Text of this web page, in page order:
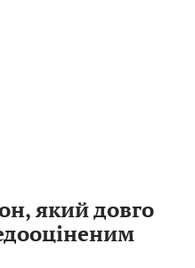
який довго